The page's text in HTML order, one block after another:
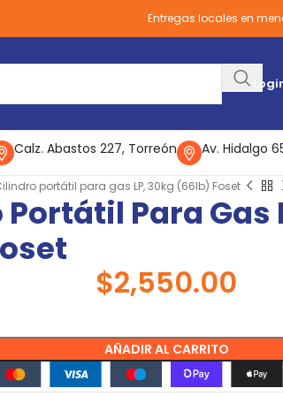
Entregas locales en
Calz. Abastos 227, Torreón Av. Hidalgo
portátil para gas LP, 30kg (66lb) Foset
Para Gas
$2,550.00
AÑADIR AL CARRITO